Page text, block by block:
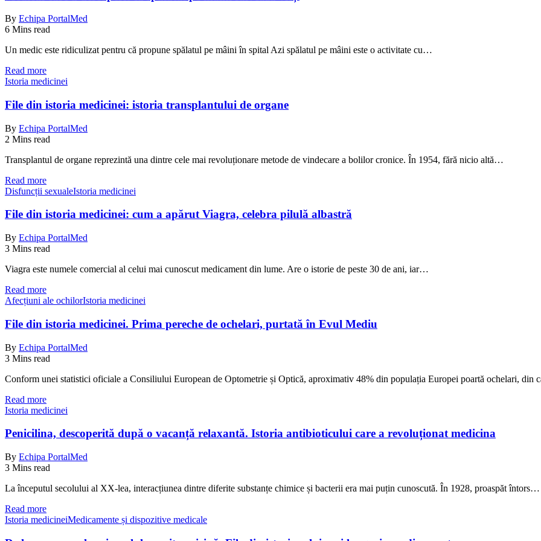
By Echipa PortalMed
6 Mins read
Un medic este ridiculizat pentru că propune spălatul pe mâini în spital Azi spălatul pe mâini este o activitate cu…
Read more
Istoria medicinei
File din istoria medicinei: istoria transplantului de organe
By Echipa PortalMed
2 Mins read
Transplantul de organe reprezintă una dintre cele mai revoluționare metode de vindecare a bolilor cronice. În 1954, fără nicio altă…
Read more
Disfuncții sexualeIstoria medicinei
File din istoria medicinei: cum a apărut Viagra, celebra pilulă albastră
By Echipa PortalMed
3 Mins read
Viagra este numele comercial al celui mai cunoscut medicament din lume. Are o istorie de peste 30 de ani, iar…
Read more
Afecțiuni ale ochilorIstoria medicinei
File din istoria medicinei. Prima pereche de ochelari, purtată în Evul Mediu
By Echipa PortalMed
3 Mins read
Conform unei statistici oficiale a Consiliului European de Optometrie și Optică, aproximativ 48% din populația Europei poartă ochelari, din
Read more
Istoria medicinei
Penicilina, descoperită după o vacanță relaxantă. Istoria antibioticului care a revoluționat medicina
By Echipa PortalMed
3 Mins read
La începutul secolului al XX-lea, interacțiunea dintre diferite substanțe chimice și bacterii era mai puțin cunoscută. În 1928, proaspăt întors…
Read more
Istoria medicineiMedicamente și dispozitive medicale